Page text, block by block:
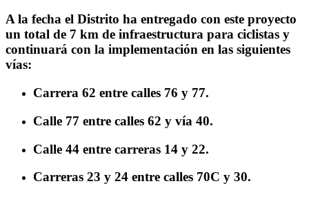
A la fecha el Distrito ha entregado con este proyecto
un total de 7 km de infraestructura para ciclistas y
continuará con la implementación en las siguientes
vías:
Carrera 62 entre calles 76 y 77.
Calle 77 entre calles 62 y vía 40.
Calle 44 entre carreras 14 y 22.
Carreras 23 y 24 entre calles 70C y 30.